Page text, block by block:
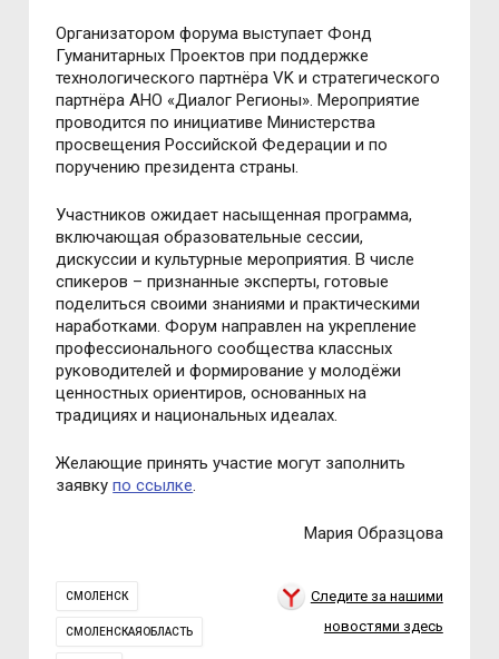
Организатором форума выступает Фонд
Гуманитарных Проектов при поддержке
технологического партнёра VK и стратегического
партнёра АНО «Диалог Регионы». Мероприятие
проводится по инициативе Министерства
просвещения Российской Федерации и по
поручению президента страны.
Участников ожидает насыщенная программа,
включающая образовательные сессии,
дискуссии и культурные мероприятия. В числе
спикеров – признанные эксперты, готовые
поделиться своими знаниями и практическими
наработками. Форум направлен на укрепление
профессионального сообщества классных
руководителей и формирование у молодёжи
ценностных ориентиров, основанных на
традициях и национальных идеалах.
Желающие принять участие могут заполнить
заявкупо ссылке.
Мария Образцова
СМОЛЕНСК
СМОЛЕНСКАЯОБЛАСТЬ
Следите за нашими
новостями здесь